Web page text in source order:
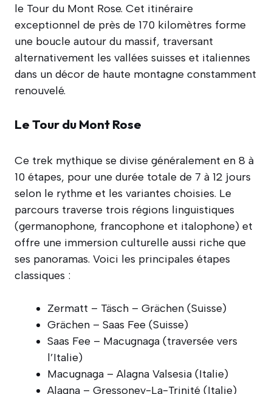
le Tour du Mont Rose. Cet itinéraire
exceptionnel de près de 170 kilomètres forme
une boucle autour du massif, traversant
alternativement les vallées suisses et italiennes
dans un décor de haute montagne constamment
renouvelé.
Le Tour du Mont Rose
Ce trek mythique se divise généralement en 8 à
10 étapes, pour une durée totale de 7 à 12 jours
selon le rythme et les variantes choisies. Le
parcours traverse trois régions linguistiques
(germanophone, francophone et italophone) et
offre une immersion culturelle aussi riche que
ses panoramas. Voici les principales étapes
classiques :
Zermatt – Täsch – Grächen (Suisse)
Grächen – Saas Fee (Suisse)
Saas Fee – Macugnaga (traversée vers
l’Italie)
Macugnaga – Alagna Valsesia (Italie)
Alagna – Gressoney-La-Trinité (Italie)